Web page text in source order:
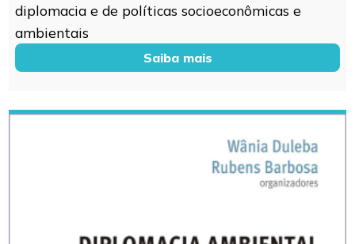
diplomacia e de políticas socioeconômicas e
ambientais
Saiba mais